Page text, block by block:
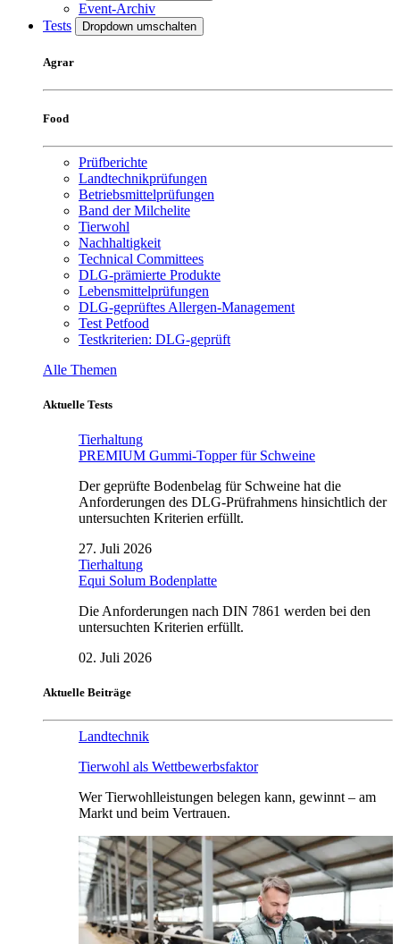
Event-Archiv
Tests
Dropdown umschalten
Agrar
Food
Prüfberichte
Landtechnikprüfungen
Betriebsmittelprüfungen
Band der Milchelite
Tierwohl
Nachhaltigkeit
Technical Committees
DLG-prämierte Produkte
Lebensmittelprüfungen
DLG-geprüftes Allergen-Management
Test Petfood
Testkriterien: DLG-geprüft
Alle Themen
Aktuelle Tests
Tierhaltung
PREMIUM Gummi-Topper für Schweine
Der geprüfte Bodenbelag für Schweine hat die
Anforderungen des DLG-Prüfrahmens hinsichtlich der
untersuchten Kriterien erfüllt.
27. Juli 2026
Tierhaltung
Equi Solum Bodenplatte
Die Anforderungen nach DIN 7861 werden bei den
untersuchten Kriterien erfüllt.
02. Juli 2026
Aktuelle Beiträge
Landtechnik
Tierwohl als Wettbewerbsfaktor
Wer Tierwohlleistungen belegen kann, gewinnt – am
Markt und beim Vertrauen.